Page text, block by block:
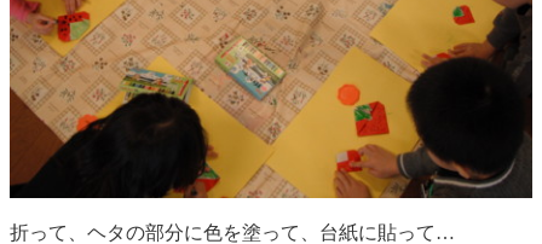
折って、ヘタの部分に色を塗って、台紙に貼って…